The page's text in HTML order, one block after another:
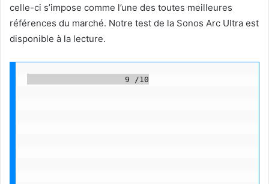
celle-ci s’impose comme l’une des toutes meilleures
références du marché. Notre test de la Sonos Arc Ultra est
disponible à la lecture.
                    9 /10